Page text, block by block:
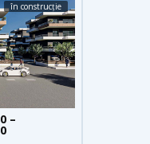
în construcție
–